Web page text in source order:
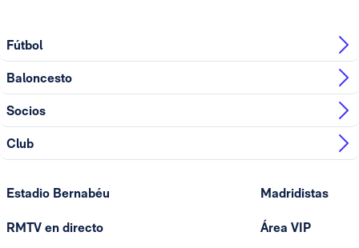
Fútbol
Baloncesto
Socios
Club
Estadio Bernabéu
RMTV en directo
Madridistas
Área VIP